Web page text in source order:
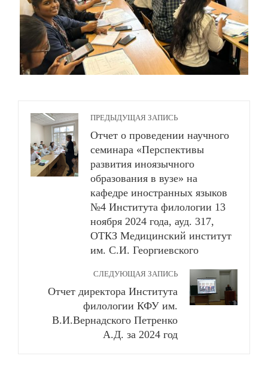
ПРЕДЫДУЩАЯ ЗАПИСЬ
Отчет о проведении научного
семинара «Перспективы
развития иноязычного
образования в вузе» на
кафедре иностранных языков
№4 Института филологии 13
ноября 2024 года, ауд. 317,
ОТКЗ Медицинский институт
им. С.И. Георгиевского
СЛЕДУЮЩАЯ ЗАПИСЬ
Отчет директора Института
филологии КФУ им.
В.И.Вернадского Петренко
А.Д. за 2024 год